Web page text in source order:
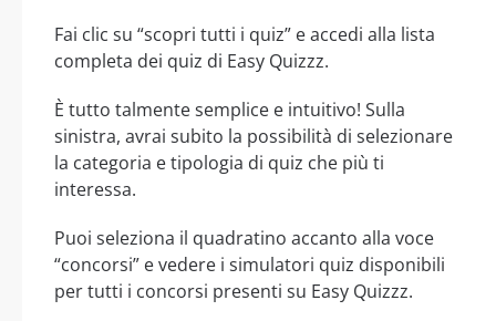
Fai clic su “scopri tutti i quiz” e accedi alla lista
completa dei quiz di Easy Quizzz.
È tutto talmente semplice e intuitivo! Sulla
sinistra, avrai subito la possibilità di selezionare
la categoria e tipologia di quiz che più ti
interessa.
Puoi seleziona il quadratino accanto alla voce
“concorsi” e vedere i simulatori quiz disponibili
per tutti i concorsi presenti su Easy Quizzz.